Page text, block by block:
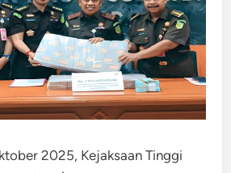
2025, Kejaksaan Tinggi